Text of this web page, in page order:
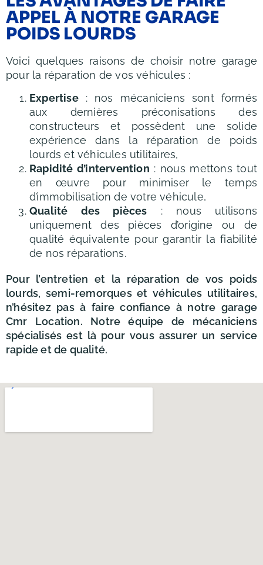
APPEL À NOTRE GARAGE
POIDS LOURDS
Voici quelques raisons de choisir notre garage
pour la réparation de vos véhicules :
Expertise: nos mécaniciens sont formés
aux dernières préconisations des
constructeurs et possèdent une solide
expérience dans la réparation de poids
lourds et véhicules utilitaires,
Rapidité d’intervention : nous mettons tout
en œuvre pour minimiser le temps
d’immobilisation de votre véhicule,
Qualité des pièces : nous utilisons
uniquement des pièces d’origine ou de
qualité équivalente pour garantir la fiabilité
de nos réparations.
Pour l’entretien et la réparation de vos poids
lourds, semi-remorques et véhicules utilitaires,
n’hésitez pas à faire confiance à notre garage
Cmr Location. Notre équipe de mécaniciens
spécialisés est là pour vous assurer un service
rapide et de qualité.